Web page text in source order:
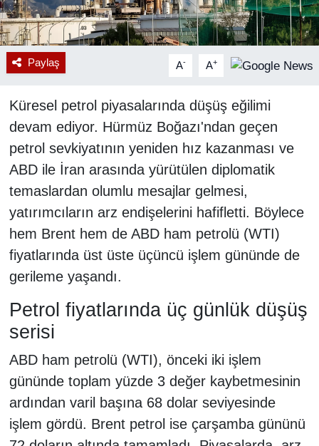
Paylaş A- A+
Küresel petrol piyasalarında düşüş eğilimi
devam ediyor. Hürmüz Boğazı'ndan geçen
petrol sevkiyatının yeniden hız kazanması ve
ABD ile İran arasında yürütülen diplomatik
temaslardan olumlu mesajlar gelmesi,
yatırımcıların arz endişelerini hafifletti. Böylece
hem Brent hem de ABD ham petrolü (WTI)
fiyatlarında üst üste üçüncü işlem gününde de
gerileme yaşandı.
Petrol fiyatlarında üç günlük düşüş
serisi
ABD ham petrolü (WTI), önceki iki işlem
gününde toplam yüzde 3 değer kaybetmesinin
ardından varil başına 68 dolar seviyesinde
işlem gördü. Brent petrol ise çarşamba gününü